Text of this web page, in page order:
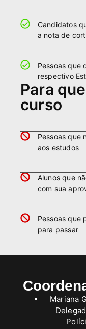
Candidatos
a nota de
Pessoas que
respectivo
Para
curso
Pessoas que
aos estudos
Alunos que
com sua
Pessoas que
para passar
Mariana